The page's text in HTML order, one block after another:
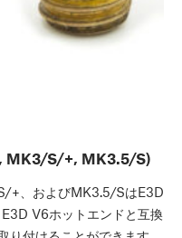
MK3/S/+, MK3.5/S)
+、およびMK3.5/SはE3D
V6ホットエンドと互換